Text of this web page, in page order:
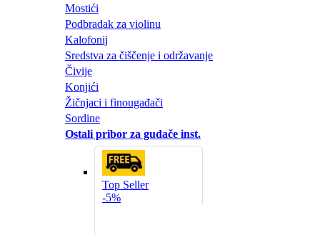
Mostići
Podbradak za violinu
Kalofonij
Sredstva za čiščenje i održavanje
Čivije
Konjići
Žičnjaci i finougađači
Sordine
Ostali pribor za gudače inst.
Top Seller
-5%